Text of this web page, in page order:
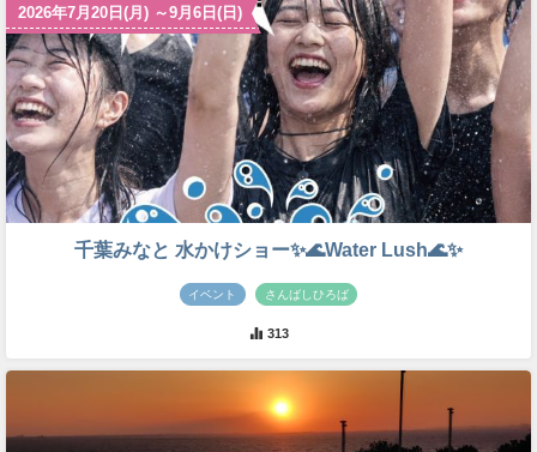
2026年7月20日(月) ～9月6日(日)
千葉みなと 水かけショー✨🌊Water Lush🌊✨
イベント さんばしひろば
313